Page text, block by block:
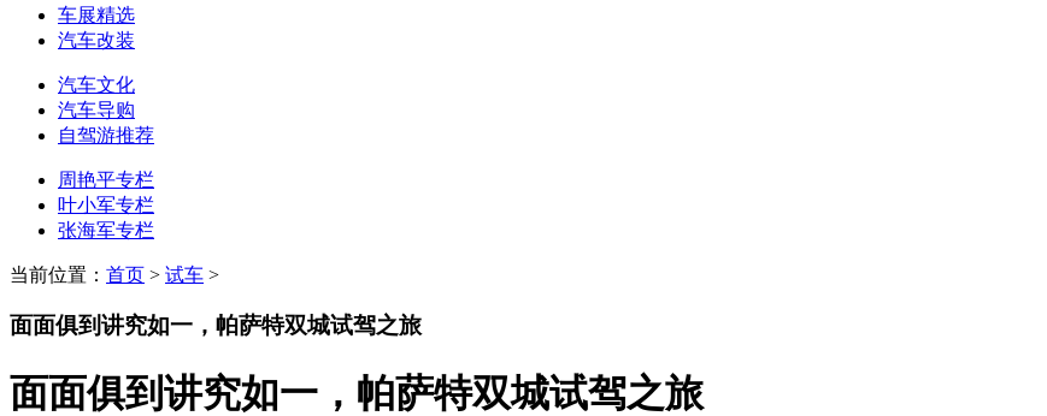
车展精选
汽车改装
汽车文化
汽车导购
自驾游推荐
周艳平专栏
叶小军专栏
张海军专栏
当前位置： 首页 > 试车 >
面面俱到讲究如一，帕萨特双城试驾之旅
面面俱到讲究如一，帕萨特双城试驾之旅